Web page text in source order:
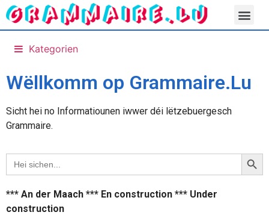
Kategorien
Wëllkomm op Grammaire.Lu
Sicht hei no Informatiounen iwwer déi lëtzebuergesch
Grammaire.
Search
for:
*** An der Maach *** En construction *** Under
construction